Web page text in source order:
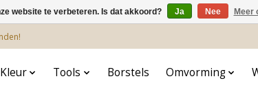
Kleur Tools Borstels Omvorming
website te verbeteren. Is dat akkoord? Ja Nee Meer